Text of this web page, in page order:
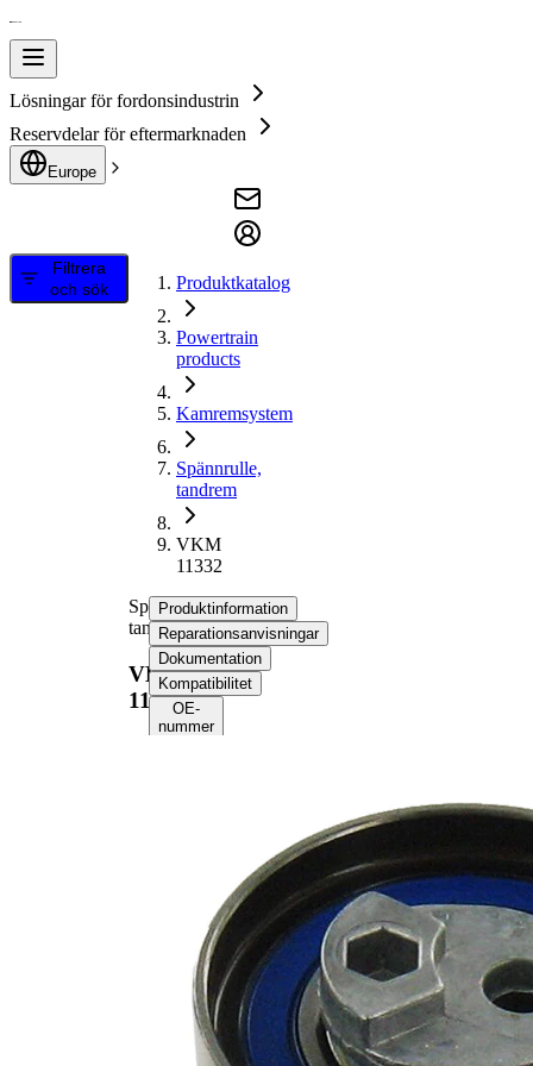
Lösningar för fordonsindustrin
Reservdelar för eftermarknaden
Europe
Filtrera
och sök
Produktkatalog
Powertrain
products
Kamremsystem
Spännrulle,
tandrem
VKM
11332
Spännrulle,
tandrem
VKM
11332
Produktinformation
Reparationsanvisningar
Dokumentation
Kompatibilitet
OE-
nummer
67 mm
32 mm
Spännmetod,
spännrulle
automatisk